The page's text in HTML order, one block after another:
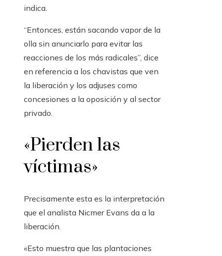
indica.
“Entonces, están sacando vapor de la
olla sin anunciarlo para evitar las
reacciones de los más radicales”, dice
en referencia a los chavistas que ven
la liberación y los adjuses como
concesiones a la oposición y al sector
privado.
«Pierden las
víctimas»
Precisamente esta es la interpretación
que el analista Nicmer Evans da a la
liberación.
«Esto muestra que las plantaciones